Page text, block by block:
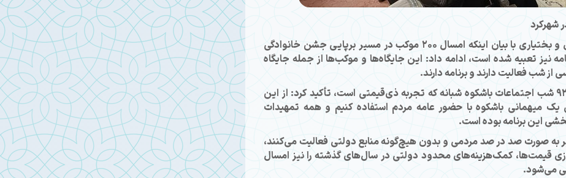
شهرکرد
دبیر جبهه فرهنگی انقلاب اسلامی چهارمحال و بختیاری با بیان اینکه امسال ۲۰۰ موکب در مسیر برپایی جشن خانوادگی
نیز تعبیه شده است، ادامه داد: این جایگاه‌ها و موکب‌ها از جمله جایگاه
کاظمی‌نیا با اشاره به بعثت مردمی و برپایی ۹۲ شب اجتماعات باشکوه شبانه که تجربه ذی‌قیمتی است، تأکید کرد: از این
یک میهمانی باشکوه با حضور عامه مردم استفاده کنیم و همه تمهیدات
این برنامه بوده است.
به صورت صد در صد مردمی و بدون هیچ‌گونه منابع دولتی فعالیت می‌کنند،
قیمت‌ها، کمک‌هزینه‌های محدود دولتی در سال‌های گذشته را نیز امسال
می‌شود.